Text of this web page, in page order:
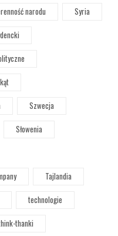
narodu
Syria
Szwecja
Słowenia
Tajlandia
technologie
thanki